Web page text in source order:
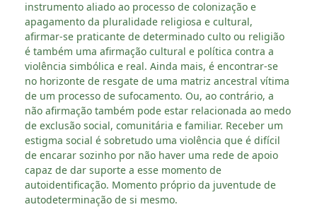
instrumento aliado ao processo de colonização e
apagamento da pluralidade religiosa e cultural,
afirmar-se praticante de determinado culto ou religião
é também uma afirmação cultural e política contra a
violência simbólica e real. Ainda mais, é encontrar-se
no horizonte de resgate de uma matriz ancestral vítima
de um processo de sufocamento. Ou, ao contrário, a
não afirmação também pode estar relacionada ao medo
de exclusão social, comunitária e familiar. Receber um
estigma social é sobretudo uma violência que é difícil
de encarar sozinho por não haver uma rede de apoio
capaz de dar suporte a esse momento de
autoidentificação. Momento próprio da juventude de
autodeterminação de si mesmo.